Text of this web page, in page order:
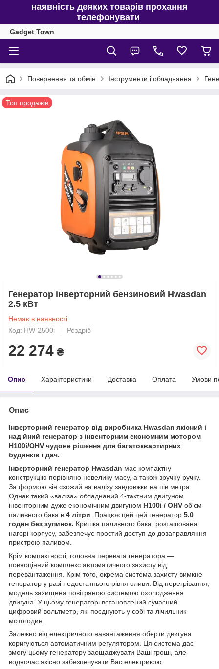
наявність деяких товарів прохання
телефонувати
Gadget Town
Повернення та обмін Інструменти і обладнання
Топ продажів
Генератор інверторний бензиновий Hwasdan
2.5 кВт
Немає в наявності
Код: HW-2500і
Роздріб
22 274 ₴
Опис Характеристики Доставка Оплата Умови
Опис
Інверторний генератор від виробника Hwasdan якісний і
надійний генератор з інвенторним економним мотором
H100i/OHV чудове рішення для багатоквартирних
будинків і дач.
Інверторний генератор Hwasdan має компактну
конструкцію порівняно невелику масу, а також зручну ручку.
За формою він схожий на валізу завдовжки на пів метра.
Однак такий «валіза» обладнаний 4-тактним двигуном
інвенторним дуже економічним двигуном H100i / OHV об'єм
паливного бака в 4 літри . Працює цей цей генератор 5.0
годин без зупинок. Кришка паливного бака, розташована
нагорі корпусу, забезпечує простий доступ до дозаправляння
пристрою паливом.
Крім компактності, головна перевага генератора —
повноцінний комплекс автоматичного захисту від
перевантаження. Крім того, окрема система захисту вимкне
генератор у разі недостатнього рівня оливи. Від перегрівання,
модель захищена повітряною системою охолодження
двигуна. У цьому генераторі встановлений сучасний
цифровий вольтметр, які поєднують у собі та лічильник
мотогодин.
Залежно від електричного навантаження оберти двигуна
коригуються автоматичним регулятором. Ця система дає
змогу цьому генератору заощаджувати Ваші гроші, але
водночас якісно забезпечувати Вас електрикою.